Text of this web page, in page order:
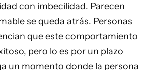
con imbecilidad. Parecen
se queda atrás. Personas
que este comportamiento
pero lo es por un plazo
un momento donde la persona